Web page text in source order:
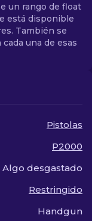
un rango de float
está disponible
También se
una de esas
Pistolas
P2000
Algo desgastado
Restringido
Handgun